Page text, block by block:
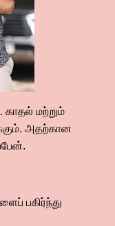
காதல் மற்றும்
அதற்கான
பகிர்ந்து